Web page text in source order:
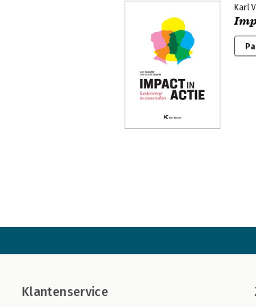
Karl
Klantenservice